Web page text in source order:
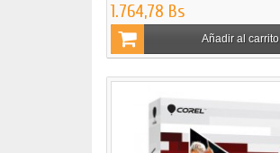
1.764,78 Bs
Añadir al carrito